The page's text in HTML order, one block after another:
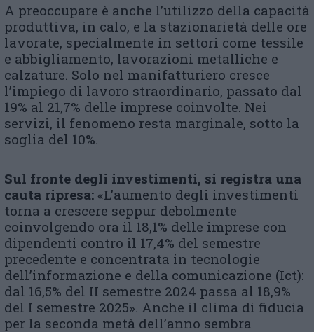
A preoccupare è anche l’utilizzo della capacità
produttiva, in calo, e la stazionarietà delle ore
lavorate, specialmente in settori come tessile
e abbigliamento, lavorazioni metalliche e
calzature. Solo nel manifatturiero cresce
l’impiego di lavoro straordinario, passato dal
19% al 21,7% delle imprese coinvolte. Nei
servizi, il fenomeno resta marginale, sotto la
soglia del 10%.
Sul fronte degli investimenti, si registra una
cauta ripresa: «L’aumento degli investimenti
torna a crescere seppur debolmente
coinvolgendo ora il 18,1% delle imprese con
dipendenti contro il 17,4% del semestre
precedente e concentrata in tecnologie
dell’informazione e della comunicazione (Ict):
dal 16,5% del II semestre 2024 passa al 18,9%
del I semestre 2025». Anche il clima di fiducia
per la seconda metà dell’anno sembra